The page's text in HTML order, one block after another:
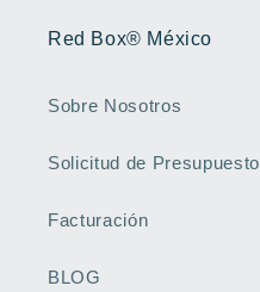
Red Box® México
Sobre Nosotros
Solicitud de Presupuesto
Facturación
BLOG